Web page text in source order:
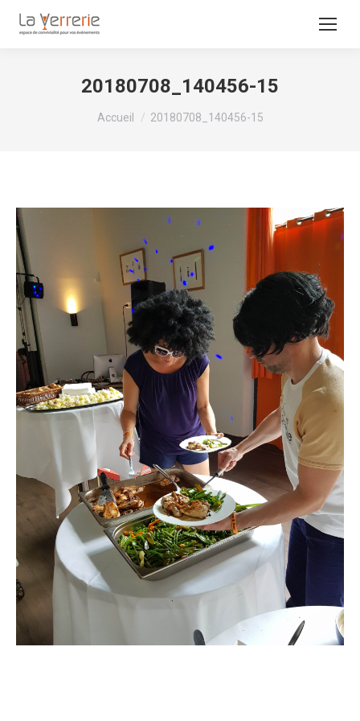
20180708_140456-15
Vous êtes ici :
Accueil 20180708_140456-15